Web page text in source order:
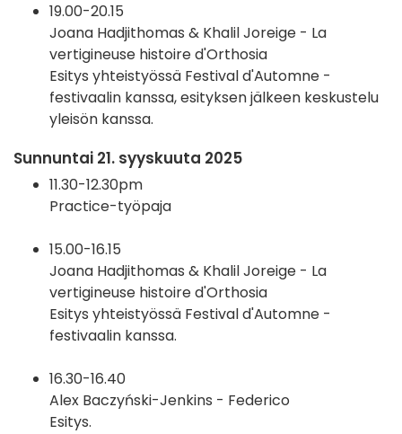
19.00-20.15
Joana Hadjithomas & Khalil Joreige - La
vertigineuse histoire d'Orthosia
Esitys yhteistyössä Festival d'Automne -
festivaalin kanssa, esityksen jälkeen keskustelu
yleisön kanssa.
Sunnuntai 21. syyskuuta 2025
11.30-12.30pm
Practice-työpaja
15.00-16.15
Joana Hadjithomas & Khalil Joreige - La
vertigineuse histoire d'Orthosia
Esitys yhteistyössä Festival d'Automne -
festivaalin kanssa.
16.30-16.40
Alex Baczyński-Jenkins - Federico
Esitys.